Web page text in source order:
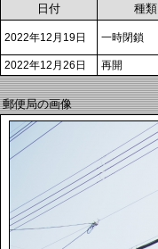
日付
種類
2022年12月19日 一時閉鎖
2022年12月26日
再開
郵便局の画像